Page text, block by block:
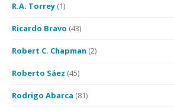
R.A. Torrey (1)
Ricardo Bravo (43)
Robert C. Chapman (2)
Roberto Sáez (45)
Rodrigo Abarca (81)